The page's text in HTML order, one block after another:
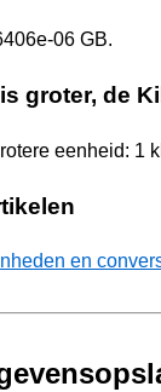
06 GB.
groter, de
eenheid: 1
en